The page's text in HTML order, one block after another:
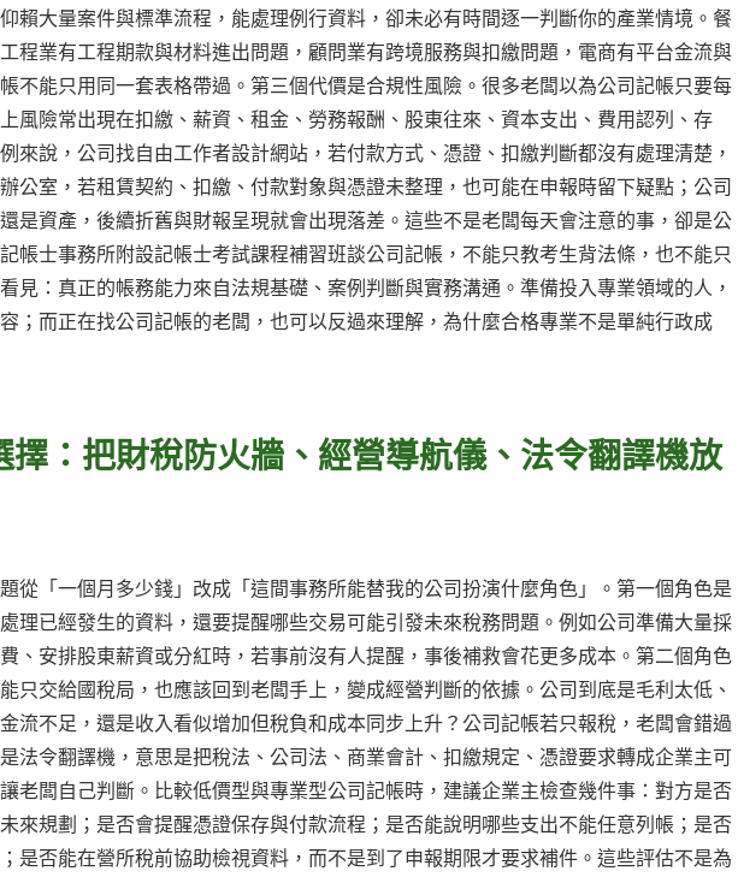
賴大量案件與標準流程，能處理例行資料，卻未必有時間逐一判斷你的產業情境。餐
程業有工程期款與材料進出問題，顧問業有跨境服務與扣繳問題，電商有平台金流與
不能只用同一套表格帶過。第三個代價是合規性風險。很多老闆以為公司記帳只要每
風險常出現在扣繳、薪資、租金、勞務報酬、股東往來、資本支出、費用認列、存
來說，公司找自由工作者設計網站，若付款方式、憑證、扣繳判斷都沒有處理清楚，
公室，若租賃契約、扣繳、付款對象與憑證未整理，也可能在申報時留下疑點；公司
是資產，後續折舊與財報呈現就會出現落差。這些不是老闆每天會注意的事，卻是公
帳士事務所附設記帳士考試課程補習班談公司記帳，不能只教考生背法條，也不能只
見：真正的帳務能力來自法規基礎、案例判斷與實務溝通。準備投入專業領域的人，
；而正在找公司記帳的老闆，也可以反過來理解，為什麼合格專業不是單純行政成
：把財稅防火牆、經營導航儀、法令翻譯機放
從「一個月多少錢」改成「這間事務所能替我的公司扮演什麼角色」。第一個角色是
理已經發生的資料，還要提醒哪些交易可能引發未來稅務問題。例如公司準備大量採
、安排股東薪資或分紅時，若事前沒有人提醒，事後補救會花更多成本。第二個角色
只交給國稅局，也應該回到老闆手上，變成經營判斷的依據。公司到底是毛利太低、
流不足，還是收入看似增加但稅負和成本同步上升？公司記帳若只報稅，老闆會錯過
法令翻譯機，意思是把稅法、公司法、商業會計、扣繳規定、憑證要求轉成企業主可
老闆自己判斷。比較低價型與專業型公司記帳時，建議企業主檢查幾件事：對方是否
來規劃；是否會提醒憑證保存與付款流程；是否能說明哪些支出不能任意列帳；是否
是否能在營所稅前協助檢視資料，而不是到了申報期限才要求補件。這些評估不是為